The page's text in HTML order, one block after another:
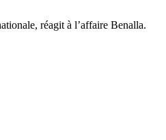
réagit à l’affaire Benalla.